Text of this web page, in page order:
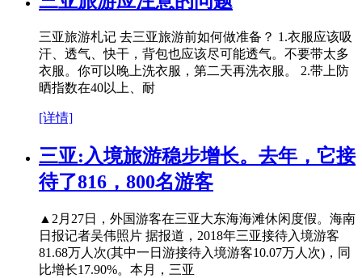
三亚旅游札记 去三亚旅游前如何做准备？ 1.衣服应该吸
汗、透气、快干，背包也应该尽可能透气。不要带太多
衣服。你可以晚上洗衣服，第二天再洗衣服。 2.带上防
晒指数在40以上、耐
[详情]
三亚:入境旅游稳步增长。去年，它接
待了816，800名游客
▲2月27日，外国游客在三亚大东海海滩休闲度假。海南
日报记者吴伟照片 据报道，2018年三亚接待入境游客
81.68万人次(其中一日游接待入境游客10.07万人次)，同
比增长17.90%。本月，三亚